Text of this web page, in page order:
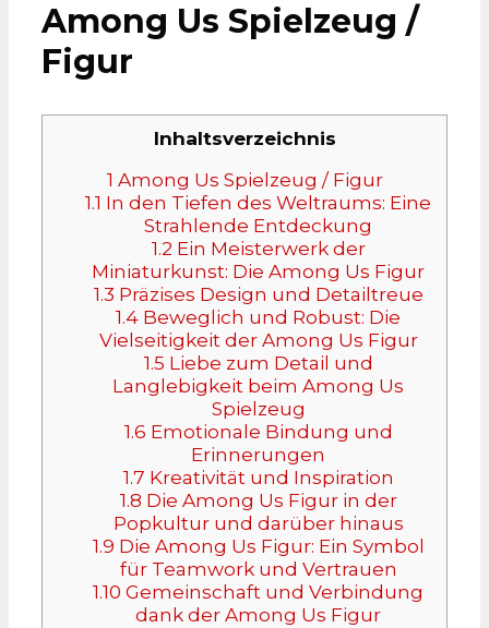
Among Us Spielzeug /
Figur
Inhaltsverzeichnis
1 Among Us Spielzeug / Figur
1.1 In den Tiefen des Weltraums: Eine
Strahlende Entdeckung
1.2 Ein Meisterwerk der
Miniaturkunst: Die Among Us Figur
1.3 Präzises Design und Detailtreue
1.4 Beweglich und Robust: Die
Vielseitigkeit der Among Us Figur
1.5 Liebe zum Detail und
Langlebigkeit beim Among Us
Spielzeug
1.6 Emotionale Bindung und
Erinnerungen
1.7 Kreativität und Inspiration
1.8 Die Among Us Figur in der
Popkultur und darüber hinaus
1.9 Die Among Us Figur: Ein Symbol
für Teamwork und Vertrauen
1.10 Gemeinschaft und Verbindung
dank der Among Us Figur